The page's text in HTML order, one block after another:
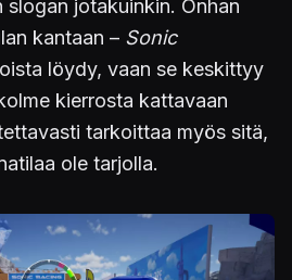
jotakuinkin. Onhan
kantaan – Sonic
löydy, vaan se keskittyy
kierrosta kattavaan
tarkoittaa myös sitä,
ole tarjolla.